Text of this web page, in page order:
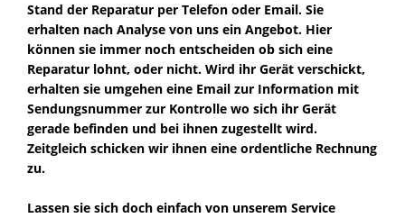
Stand der Reparatur per Telefon oder Email. Sie
erhalten nach Analyse von uns ein Angebot. Hier
können sie immer noch entscheiden ob sich eine
Reparatur lohnt, oder nicht. Wird ihr Gerät verschickt,
erhalten sie umgehen eine Email zur Information mit
Sendungsnummer zur Kontrolle wo sich ihr Gerät
gerade befinden und bei ihnen zugestellt wird.
Zeitgleich schicken wir ihnen eine ordentliche Rechnung
zu.
Lassen sie sich doch einfach von unserem Service